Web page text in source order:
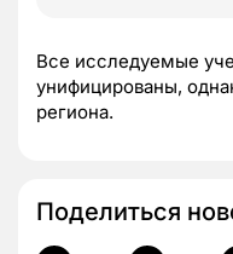
Все исследуемые
унифицированы,
региона.
Поделиться